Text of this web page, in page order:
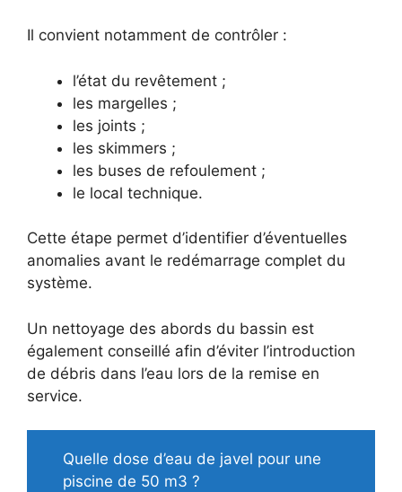
Il convient notamment de contrôler :
l’état du revêtement ;
les margelles ;
les joints ;
les skimmers ;
les buses de refoulement ;
le local technique.
Cette étape permet d’identifier d’éventuelles
anomalies avant le redémarrage complet du
système.
Un nettoyage des abords du bassin est
également conseillé afin d’éviter l’introduction
de débris dans l’eau lors de la remise en
service.
Quelle dose d’eau de javel pour une
piscine de 50 m3 ?